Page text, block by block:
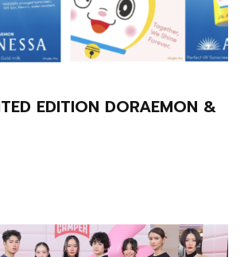
EDITION DORAEMON &